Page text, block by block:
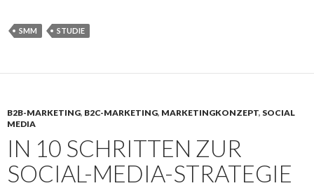
SMM STUDIE
B2B-MARKETING, B2C-MARKETING, MARKETINGKONZEPT, SOCIAL
MEDIA
IN 10 SCHRITTEN ZUR
SOCIAL-MEDIA-STRATEGIE